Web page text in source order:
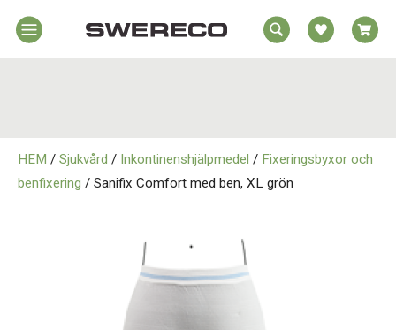
Rörelsehjälpmedel
HEM / Sjukvård / Inkontinenshjälpmedel / Fixeringsbyxor och
benfixering / Sanifix Comfort med ben, XL grön